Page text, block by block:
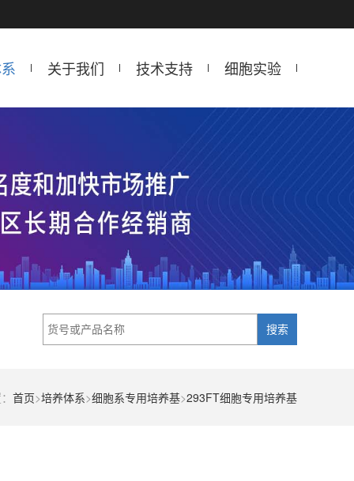
关于我们 技术支持 细胞实验
搜索
首页>培养体系>细胞系专用培养基>293FT细胞专用培养基